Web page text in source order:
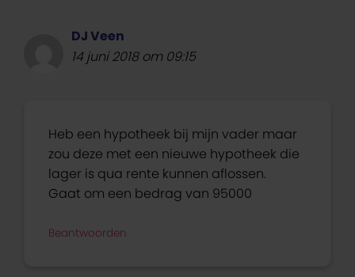
DJ Veen
14 juni 2018 om 09:15
Heb een hypotheek bij mijn vader maar
zou deze met een nieuwe hypotheek die
lager is qua rente kunnen aflossen.
Gaat om een bedrag van 95000
Beantwoorden